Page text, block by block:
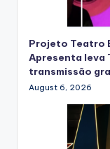
Projeto Teatro
Apresenta leva
transmissão
August 6, 2026